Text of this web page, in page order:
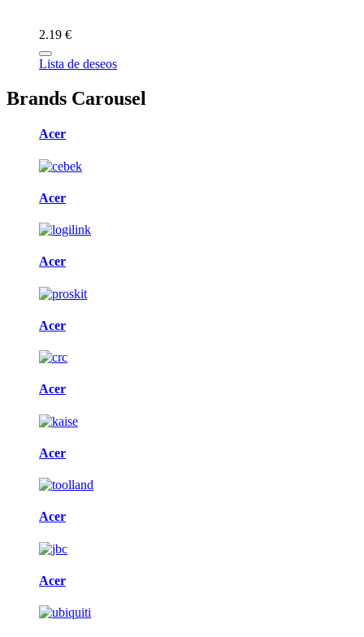
2.19 €
Lista de deseos
Brands Carousel
Acer
Acer
Acer
Acer
Acer
Acer
Acer
Acer